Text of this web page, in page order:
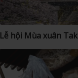
Lễ hội Mùa xuân